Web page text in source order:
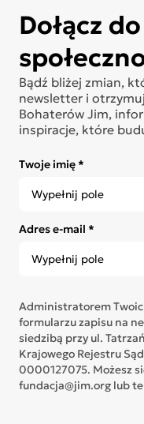
Dołącz do
Bądź bliżej zmian,
newsletter i
Bohaterów Jim,
inspiracje, które
Twoje imię *
Adres e-mail *
Administratorem
formularzu zapisu na
siedzibą przy ul.
Krajowego Rejestru
0000127075. Możesz
fundacja@jim.org lub